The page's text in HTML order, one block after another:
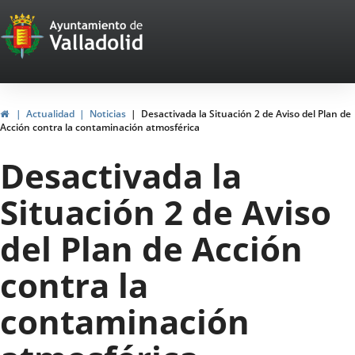
Portal
Web
del
Ayuntamiento
de
Valladolid
HomeActualidad Noticias
Desactivada la Situación 2 de Aviso del Plan de
Acción contra la contaminación atmosférica
Desactivada la
Situación 2 de Aviso
del Plan de Acción
contra la
contaminación